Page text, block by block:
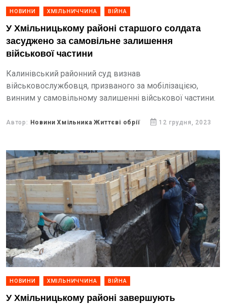
НОВИНИ ХМІЛЬНИЧЧИНА ВІЙНА
У Хмільницькому районі старшого солдата
засуджено за самовільне залишення
військової частини
Калинівський районний суд визнав
військовослужбовця, призваного за мобілізацією,
винним у самовільному залишенні військової частини.
Автор: Новини Хмільника Життєві обрії 12 грудня, 2023
НОВИНИ ХМІЛЬНИЧЧИНА ВІЙНА
У Хмільницькому районі завершують